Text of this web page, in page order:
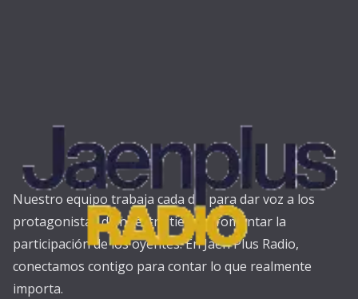
Nuestro equipo trabaja cada día para dar voz a los
protagonistas de nuestra tierra y fomentar la
participación de los oyentes. En Jaén Plus Radio,
conectamos contigo para contar lo que realmente
importa.